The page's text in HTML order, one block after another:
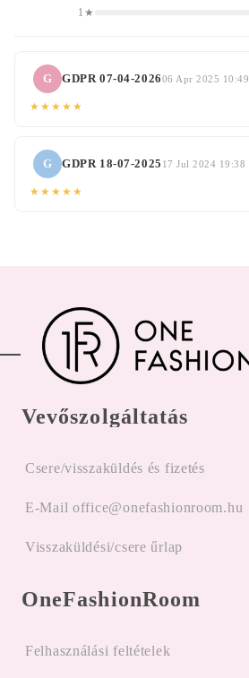
1★
G GDPR 07-04-202606 Apr 2025 10:49
★★★★★
G GDPR 18-07-2025 17 Jul 2024 19:38
★★★★★
Vevőszolgáltatás
Csere/visszaküldés és fizetés
E-Mail office@onefashionroom.hu
Visszaküldési/csere űrlap
OneFashionRoom
Felhasználási feltételek